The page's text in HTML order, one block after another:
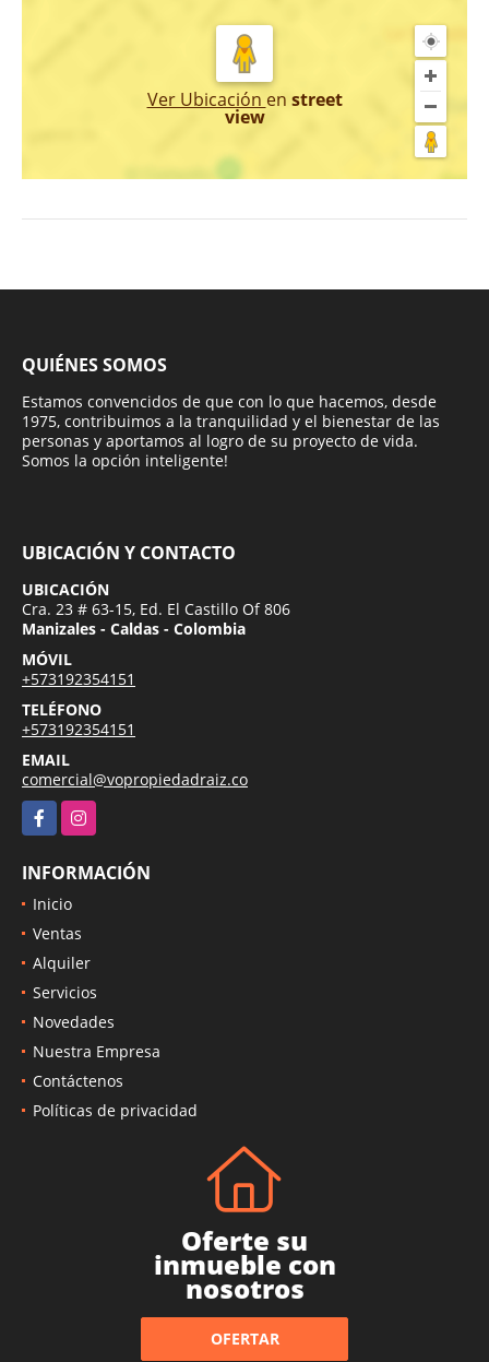
Ver Ubicación en street
view
QUIÉNES SOMOS
Estamos convencidos de que con lo que hacemos, desde
1975, contribuimos a la tranquilidad y el bienestar de las
personas y aportamos al logro de su proyecto de vida.
Somos la opción inteligente!
UBICACIÓN Y CONTACTO
UBICACIÓN
Cra. 23 # 63-15, Ed. El Castillo Of 806
Manizales - Caldas - Colombia
MÓVIL
+573192354151
TELÉFONO
+573192354151
EMAIL
comercial@vopropiedadraiz.co
FacebookInstagram
INFORMACIÓN
Inicio
Ventas
Alquiler
Servicios
Novedades
Nuestra Empresa
Contáctenos
Políticas de privacidad
Oferte su
inmueble con
nosotros
OFERTAR